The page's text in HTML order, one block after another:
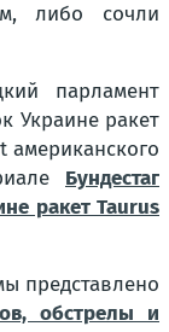
либо сочли
парламент
Украине ракет
американского
Бундестаг
ракет Taurus
представлено
обстрелы и